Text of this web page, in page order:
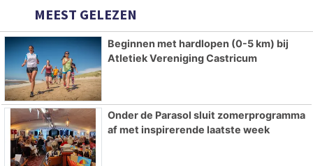
MEEST GELEZEN
Beginnen met hardlopen (0-5 km) bij
Atletiek Vereniging Castricum
Onder de Parasol sluit zomerprogramma
af met inspirerende laatste week